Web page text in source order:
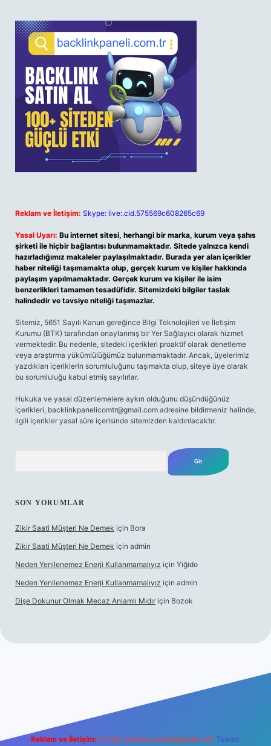
Reklam ve İletişim: Skype: live:.cid.575569c608265c69
Yasal Uyarı: Bu internet sitesi, herhangi bir marka, kurum veya şahıs
şirketi ile hiçbir bağlantısı bulunmamaktadır. Sitede yalnızca kendi
hazırladığımız makaleler paylaşılmaktadır. Burada yer alan içerikler
haber niteliği taşımamakta olup, gerçek kurum ve kişiler hakkında
paylaşım yapılmamaktadır. Gerçek kurum ve kişiler ile isim
benzerlikleri tamamen tesadüfidir. Sitemizdeki bilgiler taslak
halindedir ve tavsiye niteliği taşımazlar.
Sitemiz, 5651 Sayılı Kanun gereğince Bilgi Teknolojileri ve İletişim
Kurumu (BTK) tarafından onaylanmış bir Yer Sağlayıcı olarak hizmet
vermektedir. Bu nedenle, sitedeki içerikleri proaktif olarak denetleme
veya araştırma yükümlülüğümüz bulunmamaktadır. Ancak, üyelerimiz
yazdıkları içeriklerin sorumluluğunu taşımakta olup, siteye üye olarak
bu sorumluluğu kabul etmiş sayılırlar.
Hukuka ve yasal düzenlemelere aykırı olduğunu düşündüğünüz
içerikleri, backlinkpanelicomtr@gmail.com adresine bildirmeniz halinde,
ilgili içerikler yasal süre içerisinde sitemizden kaldırılacaktır.
SON YORUMLAR
Zikir Saati Müşteri Ne Demek için Bora
Zikir Saati Müşteri Ne Demek için admin
Neden Yenilenemez Enerji Kullanmamalıyız için Yiğido
Neden Yenilenemez Enerji Kullanmamalıyız için admin
Dişe Dokunur Olmak Mecaz Anlamlı Mıdır için Bozok
Reklam ve İletişim: E-mail: backlinkpaneli@gmail.com Teams: